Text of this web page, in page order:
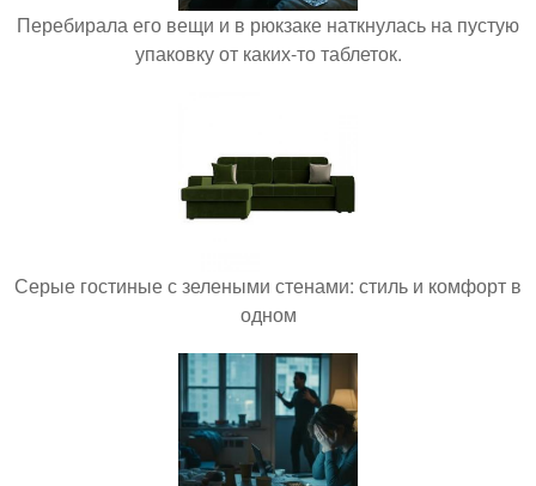
Перебирала его вещи и в рюкзаке наткнулась на пустую
упаковку от каких-то таблеток.
Серые гостиные с зелеными стенами: стиль и комфорт в
одном